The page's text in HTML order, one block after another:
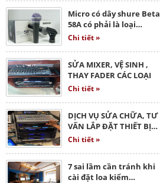
Micro có dây shure Beta
58A có phải là loại…
Chi tiết »
SỬA MIXER, VỆ SINH ,
THAY FADER CÁC LOẠI
Chi tiết »
DỊCH VỤ SỬA CHỮA, TƯ
VẤN LẮP ĐẶT THIẾT BỊ…
Chi tiết »
7 sai lầm cần tránh khi
cài đặt loa kiểm…